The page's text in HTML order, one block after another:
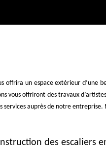
offrira un espace extérieur
vous offriront des travaux
auprès de notre
des escaliers